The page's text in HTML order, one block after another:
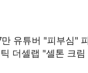
만 유튜버 "피부심"
더셀랩 "셀톤 크